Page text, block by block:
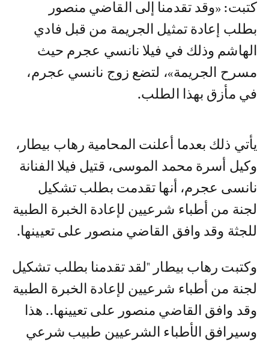
كتبت: «وقد تقدمنا إلى القاضي منصور
بطلب إعادة تمثيل الجريمة من قبل فادي
الهاشم وذلك في فيلا نانسي عجرم حيث
مسرح الجريمة»، لتضع زوج نانسي عجرم،
في مأزق بهذا الطلب.
يأتي ذلك بعدما أعلنت المحامية رهاب بيطار،
وكيل أسرة محمد الموسى، قتيل فيلا الفنانة
نانسى عجرم، أنها تقدمت بطلب تشكيل
لجنة من أطباء شرعيين لإعادة الخبرة الطبية
للجثة وقد وافق القاضي منصور على تعيينها.
وكتبت رهاب بيطار "لقد تقدمنا بطلب تشكيل
لجنة من أطباء شرعيين لإعادة الخبرة الطبية
وقد وافق القاضي منصور على تعيينها.. ‏هذا
وسيرافق الأطباء الشرعيين طبيب شرعي